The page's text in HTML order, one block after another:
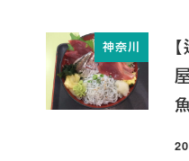
神奈川
投